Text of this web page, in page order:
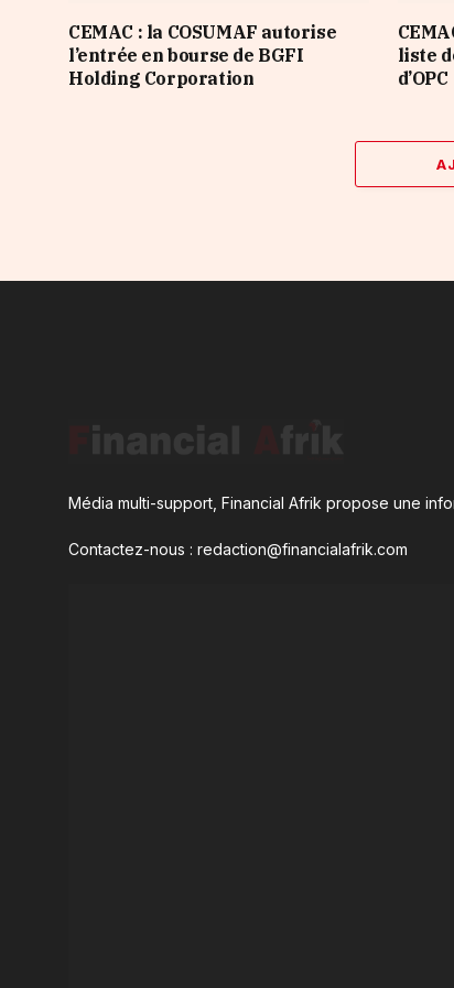
CEMAC : la COSUMAF autorise
l’entrée en bourse de BGFI
Holding Corporation
liste
d’OPC
Média multi-support, Financial Afrik propose une
Contactez-nous : redaction@financialafrik.com